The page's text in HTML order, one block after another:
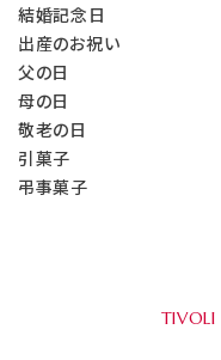
結婚記念日
出産のお祝い
父の日
母の日
敬老の日
引菓子
弔事菓子
TIVOLI